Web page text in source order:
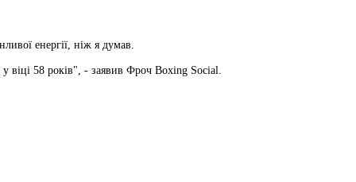
енергії, ніж я думав.
віці 58 років", - заявив Фроч Boxing Social.